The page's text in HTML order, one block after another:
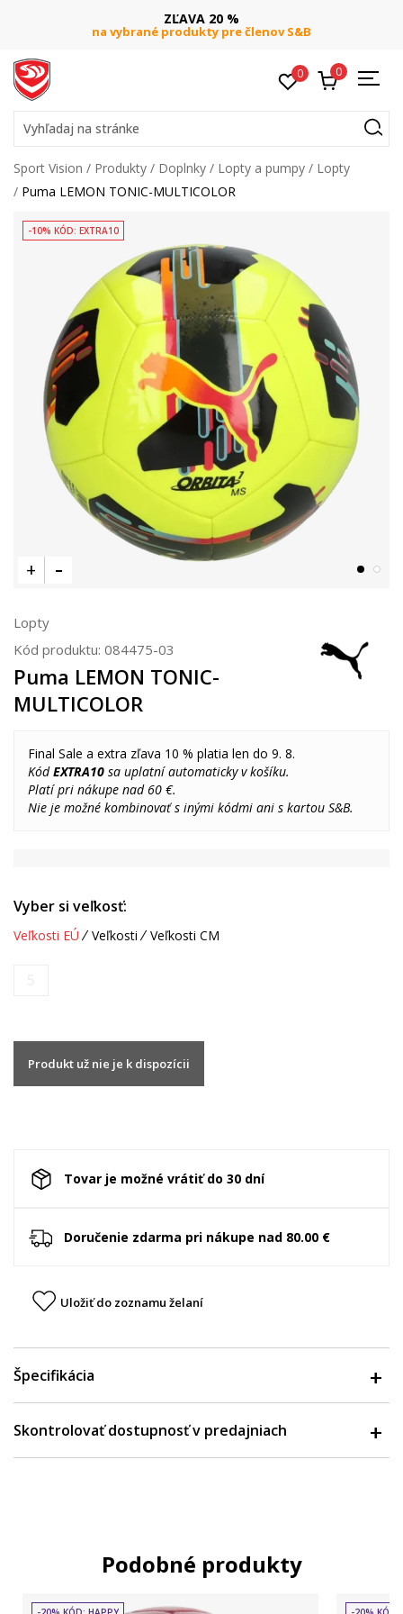
ZĽAVA 20 %
na vybrané produkty pre členov S&B
0 0
Vyhľadaj na stránke
Sport Vision Produkty Doplnky Lopty a pumpy
Lopty
Puma LEMON TONIC-MULTICOLOR
-10% KÓD: EXTRA10
Lopty
Kód produktu: 084475-03
Puma LEMON TONIC-
MULTICOLOR
Final Sale a extra zľava 10 % platia len do 9. 8.
KódEXTRA10 sa uplatní automaticky v košíku.
Platí pri nákupe nad 60 €.
Nie je možné kombinovať s inými kódmi ani s kartou S&B.
Vyber si veľkosť:
Veľkosti EÚ Veľkosti Veľkosti CM
Produkt už nie je k dispozícii
Tovar je možné vrátiť do 30 dní
Doručenie zdarma pri nákupe nad 80.00 €
Uložiť do zoznamu želaní
Špecifikácia
Skontrolovať dostupnosť v predajniach
Podobné produkty